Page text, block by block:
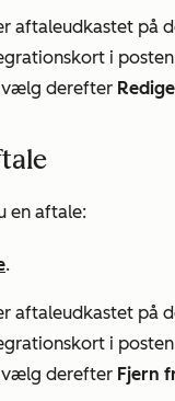
aftaleudkastet på
i
vælg derefter
en aftale:
.
aftaleudkastet på
i
vælg derefter Fjern